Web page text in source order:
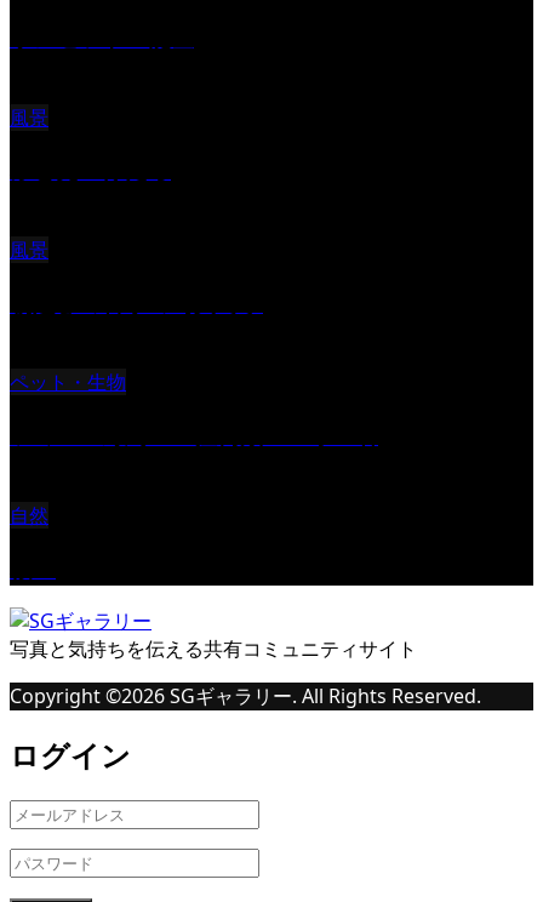
風景
風景
ペット・生物
自然
写真と気持ちを伝える共有コミュニティサイト
Copyright ©2026SGギャラリー. All Rights Reserved.
ログイン